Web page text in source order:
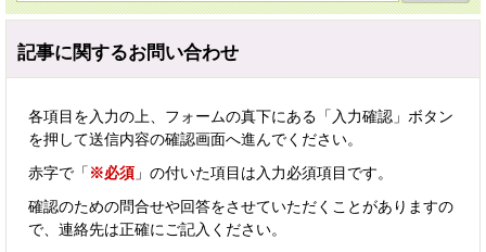
記事に関するお問い合わせ
各項目を入力の上、フォームの真下にある「入力確認」ボタン
を押して送信内容の確認画面へ進んでください。
赤字で「 ※必須 」の付いた項目は入力必須項目です。
確認のための問合せや回答をさせていただくことがありますの
で、連絡先は正確にご記入ください。